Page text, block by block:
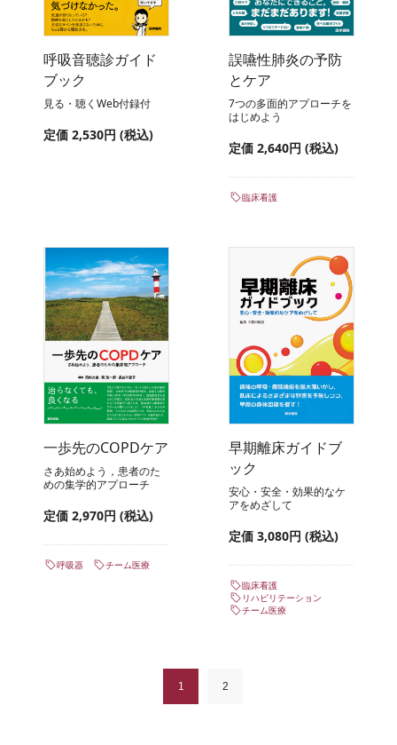
呼吸音聴診ガイド
ブック
見る・聴くWeb付録付
定価 2,530円 (税込)
誤嚥性肺炎の予防
とケア
7つの多面的アプローチを
はじめよう
定価 2,640円 (税込)
臨床看護
一歩先のCOPDケア
さあ始めよう，患者のた
めの集学的アプローチ
定価 2,970円 (税込)
呼吸器 チーム医療
早期離床ガイドブ
ック
安心・安全・効果的なケ
アをめざして
定価 3,080円 (税込)
臨床看護
リハビリテーション
チーム医療
1 2